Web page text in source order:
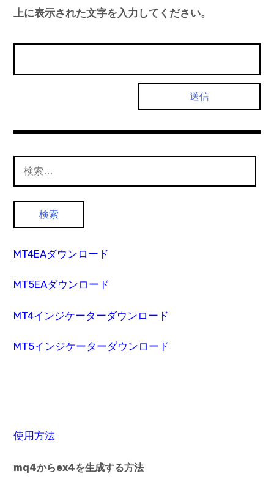
上に表示された文字を入力してください。
索:
MT4EAダウンロード
MT5EAダウンロード
MT4インジケーターダウンロード
MT5インジケーターダウンロード
使用方法
mq4からex4を生成する方法